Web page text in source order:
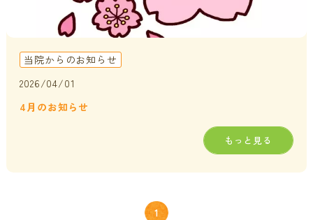
当院からのお知らせ
2026/04/01
4月のお知らせ
もっと見る
1